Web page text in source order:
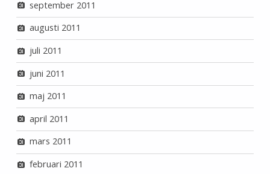
september 2011
augusti 2011
juli 2011
juni 2011
maj 2011
april 2011
mars 2011
februari 2011